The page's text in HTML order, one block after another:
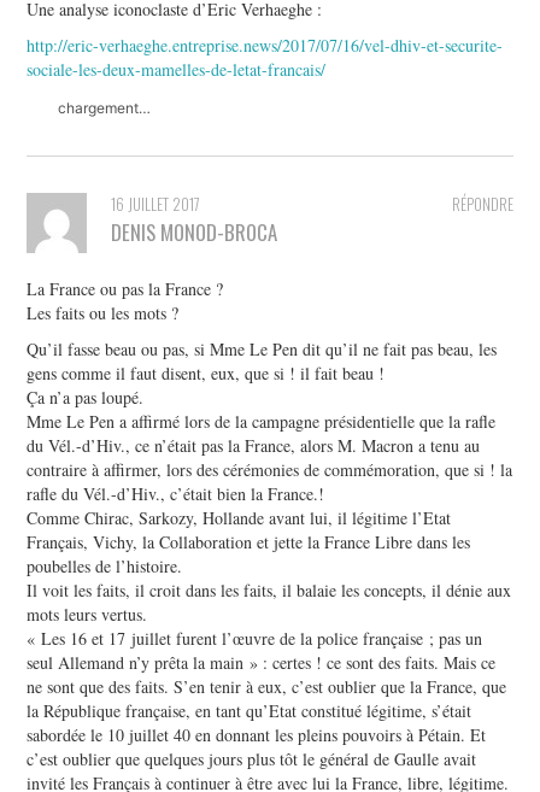
Une analyse iconoclaste d’Eric Verhaeghe :
http://eric-verhaeghe.entreprise.news/2017/07/16/vel-dhiv-et-securite-
sociale-les-deux-mamelles-de-letat-francais/
chargement…
RÉPONDRE
16 JUILLET 2017
DENIS MONOD-BROCA
La France ou pas la France ?
Les faits ou les mots ?
Qu’il fasse beau ou pas, si Mme Le Pen dit qu’il ne fait pas beau, les
gens comme il faut disent, eux, que si ! il fait beau !
Ça n’a pas loupé.
Mme Le Pen a affirmé lors de la campagne présidentielle que la rafle
du Vél.-d’Hiv., ce n’était pas la France, alors M. Macron a tenu au
contraire à affirmer, lors des cérémonies de commémoration, que si ! la
rafle du Vél.-d’Hiv., c’était bien la France.!
Comme Chirac, Sarkozy, Hollande avant lui, il légitime l’Etat
Français, Vichy, la Collaboration et jette la France Libre dans les
poubelles de l’histoire.
Il voit les faits, il croit dans les faits, il balaie les concepts, il dénie aux
mots leurs vertus.
« Les 16 et 17 juillet furent l’œuvre de la police française ; pas un
seul Allemand n’y prêta la main » : certes ! ce sont des faits. Mais ce
ne sont que des faits. S’en tenir à eux, c’est oublier que la France, que
la République française, en tant qu’Etat constitué légitime, s’était
sabordée le 10 juillet 40 en donnant les pleins pouvoirs à Pétain. Et
c’est oublier que quelques jours plus tôt le général de Gaulle avait
invité les Français à continuer à être avec lui la France, libre, légitime.